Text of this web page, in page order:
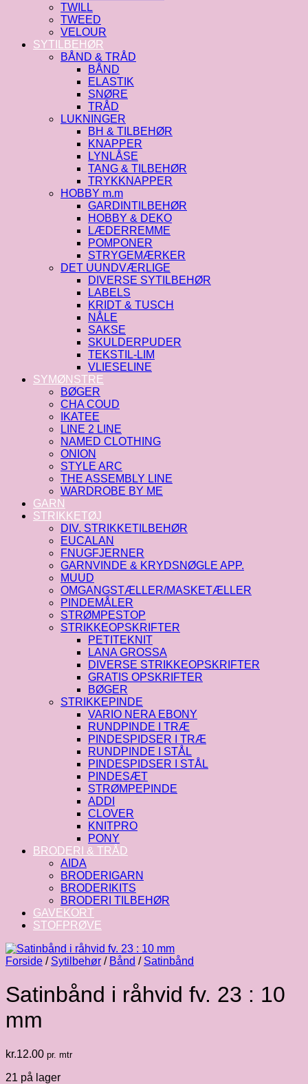
TWILL
TWEED
VELOUR
SYTILBEHØR
BÅND & TRÅD
BÅND
ELASTIK
SNØRE
TRÅD
LUKNINGER
BH & TILBEHØR
KNAPPER
LYNLÅSE
TANG & TILBEHØR
TRYKKNAPPER
HOBBY m.m
GARDINTILBEHØR
HOBBY & DEKO
LÆDERREMME
POMPONER
STRYGEMÆRKER
DET UUNDVÆRLIGE
DIVERSE SYTILBEHØR
LABELS
KRIDT & TUSCH
NÅLE
SAKSE
SKULDERPUDER
TEKSTIL-LIM
VLIESELINE
SYMØNSTRE
BØGER
CHA COUD
IKATEE
LINE 2 LINE
NAMED CLOTHING
ONION
STYLE ARC
THE ASSEMBLY LINE
WARDROBE BY ME
GARN
STRIKKETØJ
DIV. STRIKKETILBEHØR
EUCALAN
FNUGFJERNER
GARNVINDE & KRYDSNØGLE APP.
MUUD
OMGANGSTÆLLER/MASKETÆLLER
PINDEMÅLER
STRØMPESTOP
STRIKKEOPSKRIFTER
PETITEKNIT
LANA GROSSA
DIVERSE STRIKKEOPSKRIFTER
GRATIS OPSKRIFTER
BØGER
STRIKKEPINDE
VARIO NERA EBONY
RUNDPINDE I TRÆ
PINDESPIDSER I TRÆ
RUNDPINDE I STÅL
PINDESPIDSER I STÅL
PINDESÆT
STRØMPEPINDE
ADDI
CLOVER
KNITPRO
PONY
BRODERI & TRÅD
AIDA
BRODERIGARN
BRODERIKITS
BRODERI TILBEHØR
GAVEKORT
STOFPRØVE
Forside / Sytilbehør / Bånd / Satinbånd
Satinbånd i råhvid fv. 23 : 10
mm
kr.12.00 pr. mtr
21 på lager